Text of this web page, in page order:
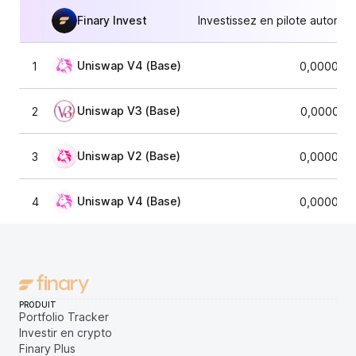
Finary Invest Investissez en pilote
1 Uniswap V4 (Base)
2 Uniswap V3 (Base)
3 Uniswap V2 (Base)
4 Uniswap V4 (Base)
PRODUIT
Portfolio Tracker
Investir en crypto
Finary Plus